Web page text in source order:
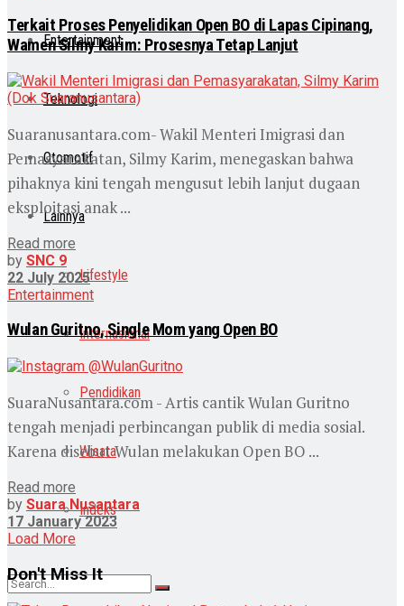
Entertainment
Teknologi
Otomotif
Lainnya
Lifestyle
Internasional
Pendidikan
Wisata
Indeks
Terkait Proses Penyelidikan Open BO di Lapas Cipinang,
Wamen Silmy Karim: Prosesnya Tetap Lanjut
Suaranusantara.com- Wakil Menteri Imigrasi dan
Pemasyarakatan, Silmy Karim, menegaskan bahwa
pihaknya kini tengah mengusut lebih lanjut dugaan
eksploitasi anak ...
Read more
by SNC 9
22 July 2025
Entertainment
Wulan Guritno, Single Mom yang Open BO
SuaraNusantara.com - Artis cantik Wulan Guritno
tengah menjadi perbincangan publik di media sosial.
Karena disebut Wulan melakukan Open BO ...
Read more
by Suara Nusantara
17 January 2023
Load More
Don't Miss It